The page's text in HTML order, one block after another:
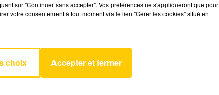
NORD
sur "Continuer sans accepter". Vos préférences ne s'appliqueront que pour
votre consentement à tout moment via le lien "Gérer les cookies" situé en
choix Accepter et fermer